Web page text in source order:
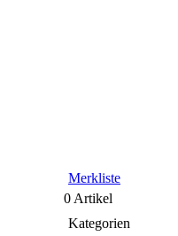
Merkliste
0 Artikel
Kategorien